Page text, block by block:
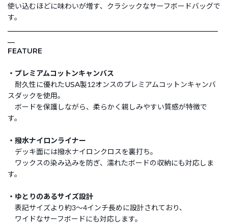
使い込むほどに味わいが増す、クラシックなサーフボードバッグで
す。
FEATURE
・プレミアムコットンキャンバス
耐久性に優れたUSA製12オンスのプレミアムコットンキャンバ
スダックを使用。
ボードを保護しながら、柔らかく親しみやすい質感が特徴で
す。
・撥水ナイロンライナー
デッキ面には撥水ナイロンクロスを裏打ち。
ワックスの染み込みを防ぎ、濡れたボードの収納にも対応しま
す。
・ゆとりのあるサイズ設計
表記サイズより約3〜4インチ長めに設計されており、
ワイドなサーフボードにも対応します。